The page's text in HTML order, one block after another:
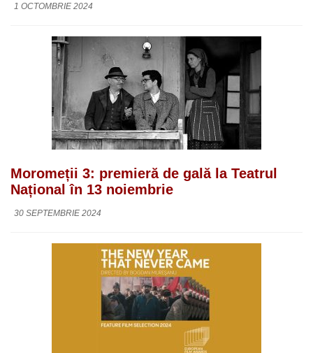
1 OCTOMBRIE 2024
Moromeții 3: premieră de gală la Teatrul
Național în 13 noiembrie
30 SEPTEMBRIE 2024